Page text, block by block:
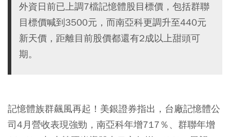
外資日前已上調7檔記憶體股目標價，包括群聯
目標價喊到3500元，而南亞科更調升至440元
新天價，距離目前股價都還有2成以上甜頭可
期。
記憶體族群飆風再起！美銀證券指出，台廠記憶體公
司4月營收表現強勁，南亞科年增717％、群聯年增